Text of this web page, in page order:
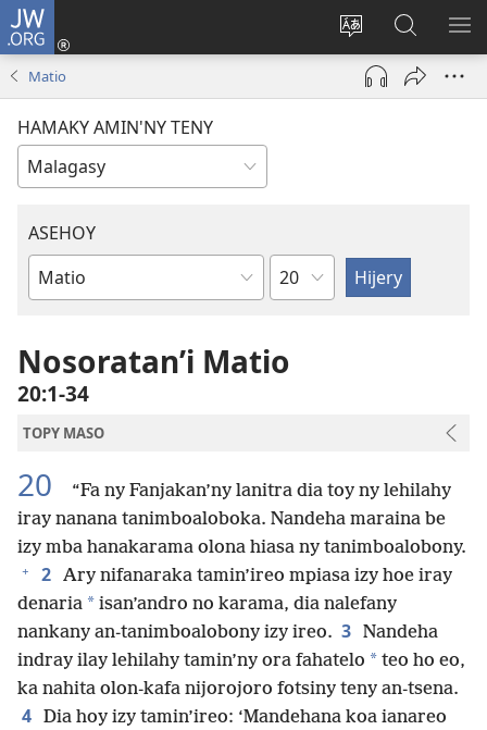
JW.ORG
Hiova
fiteny
Hiditra
(manokatra
rohy)
ato
Amin’ny
Matio
HAMAKY AMIN'NY TENY
ASEHOY
Boky
Amin’ny
Baiboly
Toko
Nosoratan’i Matio
20:1-34
TOPY MASO
20
“Fa ny Fanjakan’ny lanitra dia toy ny lehilahy
iray nanana tanimboaloboka. Nandeha maraina be
izy mba hanakarama olona hiasa ny tanimboalobony.
+ 2 Ary nifanaraka tamin’ireo mpiasa izy hoe iray
denaria * isan’andro no karama, dia nalefany
nankany an-tanimboalobony izy ireo. 3 Nandeha
indray ilay lehilahy tamin’ny ora fahatelo * teo ho eo,
ka nahita olon-kafa nijorojoro fotsiny teny an-tsena.
4 Dia hoy izy tamin’ireo: ‘Mandehana koa ianareo